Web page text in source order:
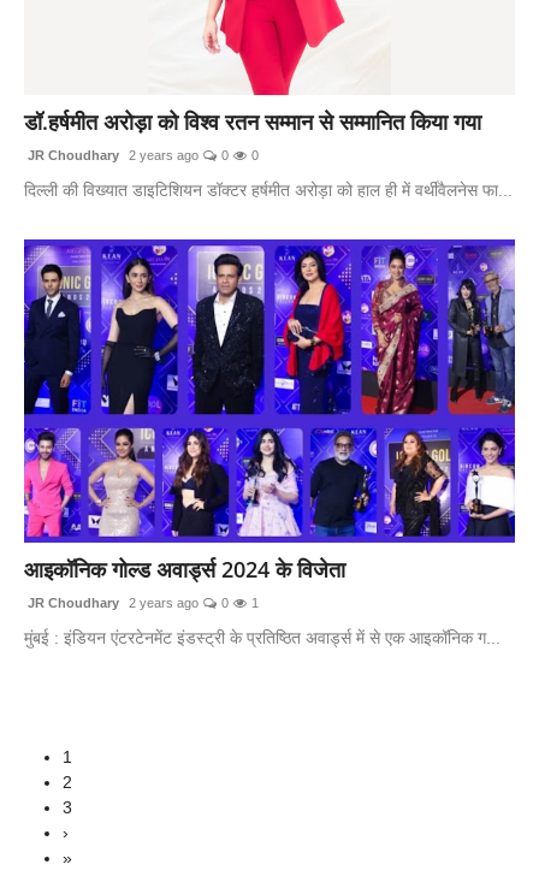
डॉ.हर्षमीत अरोड़ा को विश्व रतन सम्मान से सम्मानित किया गया
JR Choudhary 2 years ago 0 0
दिल्ली की विख्यात डाइटिशियन डॉक्टर हर्षमीत अरोड़ा को हाल ही में वर्थीवैलनेस फा...
आइकॉनिक गोल्ड अवार्ड्स 2024 के विजेता
JR Choudhary 2 years ago 0 1
मुंबई : इंडियन एंटरटेनमेंट इंडस्ट्री के प्रतिष्ठित अवार्ड्स में से एक आइकॉनिक ग...
1
2
3
›
»